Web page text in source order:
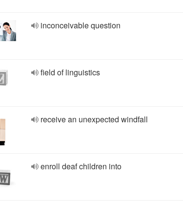
inconceivable question
field of linguistics
receive an unexpected windfall
enroll deaf children into